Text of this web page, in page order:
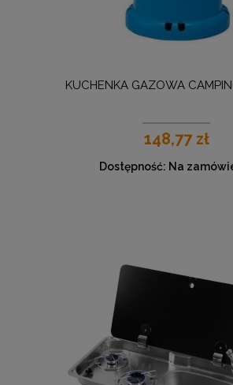
KUCHENKA GAZOWA
148,77 zł
Dostępność: Na